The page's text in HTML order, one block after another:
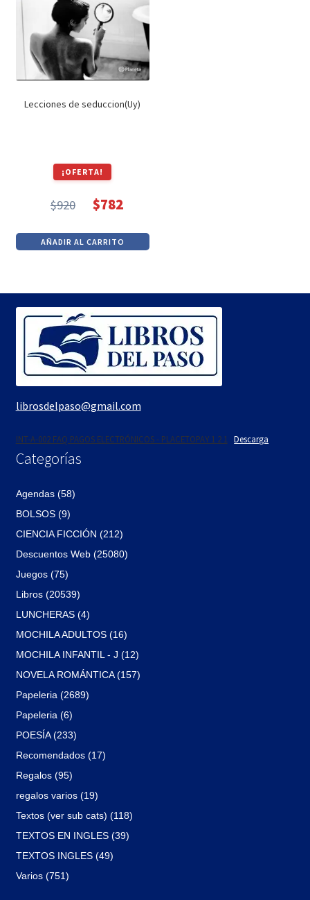
Lecciones de seduccion(Uy)
¡OFERTA!
$920
precio
original
$782
precio
actual
AÑADIR AL CARRITO
librosdelpaso@gmail.com
INT-A-002 FAQ PAGOS ELECTRÓNICOS - PLACETOPAY 1 2 1 Descarga
Categorías
Agendas (58)
BOLSOS (9)
CIENCIA FICCIÓN (212)
Descuentos Web (25080)
Juegos (75)
Libros (20539)
LUNCHERAS (4)
MOCHILA ADULTOS (16)
MOCHILA INFANTIL - J (12)
NOVELA ROMÁNTICA (157)
Papeleria (2689)
Papeleria (6)
POESÍA (233)
Recomendados (17)
Regalos (95)
regalos varios (19)
Textos (ver sub cats) (118)
TEXTOS EN INGLES (39)
TEXTOS INGLES (49)
Varios (751)